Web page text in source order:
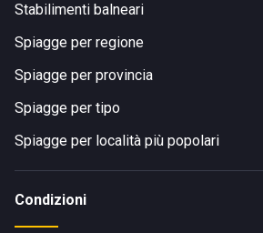
Stabilimenti balneari
Spiagge per regione
Spiagge per provincia
Spiagge per tipo
Spiagge per località più popolari
Condizioni